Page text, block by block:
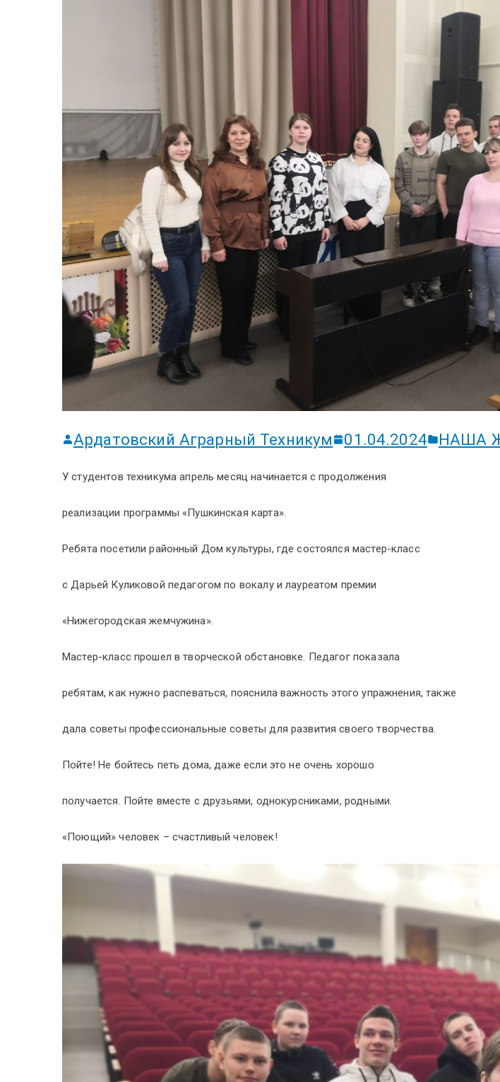
Ардатовский Аграрный Техникум 01.04.2024 НАША
У студентов техникума апрель месяц начинается с продолжения
реализации программы «Пушкинская карта».
Ребята посетили районный Дом культуры, где состоялся мастер-класс
с Дарьей Куликовой педагогом по вокалу и лауреатом премии
«Нижегородская жемчужина».
Мастер-класс прошел в творческой обстановке. Педагог показала
ребятам, как нужно распеваться, пояснила важность этого упражнения, также
дала советы профессиональные советы для развития своего творчества.
Пойте! Не бойтесь петь дома, даже если это не очень хорошо
получается. Пойте вместе с друзьями, однокурсниками, родными.
«Поющий» человек – счастливый человек!